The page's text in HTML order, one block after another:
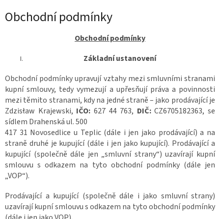
Obchodní podmínky
Obchodní podmínky
Základní ustanovení
Obchodní podmínky upravují vztahy mezi smluvními stranami
kupní smlouvy, tedy vymezují a upřesňují práva a povinnosti
mezi těmito stranami, kdy na jedné straně – jako prodávající je
Zdzisław Krajewski, IČO: 627 44 763, DIČ:CZ6705182363, se
sídlem Drahenská ul. 500
417 31 Novosedlice u Teplic (dále i jen jako prodávající) a na
straně druhé je kupující (dále i jen jako kupující). Prodávající a
kupující (společně dále jen „smluvní strany“) uzavírají kupní
smlouvu s odkazem na tyto obchodní podmínky (dále jen
„VOP“).
Prodávající a kupující (společně dále i jako smluvní strany)
uzavírají kupní smlouvu s odkazem na tyto obchodní podmínky